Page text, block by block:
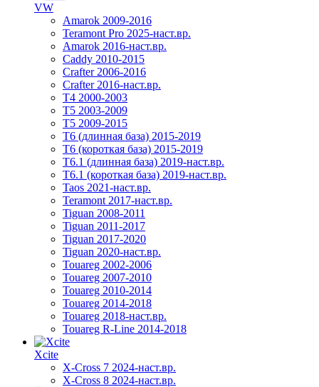
VW
Amarok 2009-2016
Teramont Pro 2025-наст.вр.
Amarok 2016-наст.вр.
Caddy 2010-2015
Crafter 2006-2016
Crafter 2016-наст.вр.
T4 2000-2003
T5 2003-2009
T5 2009-2015
T6 (длинная база) 2015-2019
Т6 (короткая база) 2015-2019
T6.1 (длинная база) 2019-наст.вр.
T6.1 (короткая база) 2019-наст.вр.
Taos 2021-наст.вр.
Teramont 2017-наст.вр.
Tiguan 2008-2011
Tiguan 2011-2017
Tiguan 2017-2020
Tiguan 2020-наст.вр.
Touareg 2002-2006
Touareg 2007-2010
Touareg 2010-2014
Touareg 2014-2018
Touareg 2018-наст.вр.
Touareg R-Line 2014-2018
Xcite
X-Cross 7 2024-наст.вр.
X-Cross 8 2024-наст.вр.